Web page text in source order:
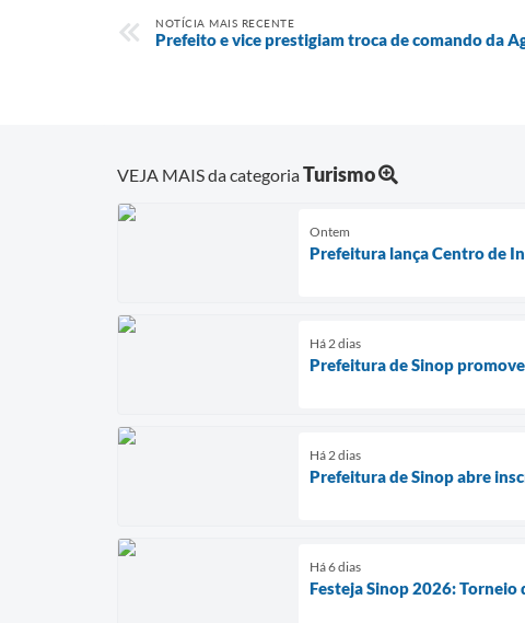
NOTÍCIA MAIS RECENTE
Prefeito e vice prestigiam troca de comando da
VEJA MAIS da categoriaTurismo
Ontem
Prefeitura lança Centro de
Há 2 dias
Prefeitura de Sinop
Há 2 dias
Prefeitura de Sinop abre
Há 6 dias
Festeja Sinop 2026: